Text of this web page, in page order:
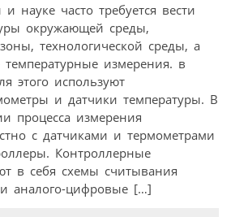
науке часто требуется вести
окружающей среды,
технологической среды, а
измерения. в
этого используют
и датчики температуры. В
процесса измерения
с датчиками и термометрами
Контроллерные
в себя схемы считывания
и аналого-цифровые […]